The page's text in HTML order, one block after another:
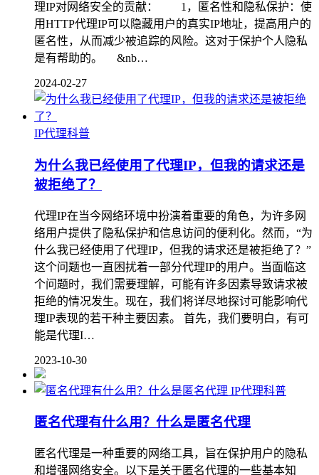
理IP对网络安全的贡献： 1，匿名性和隐私保护：使
用HTTP代理IP可以隐藏用户的真实IP地址，提高用户的
匿名性，从而减少被追踪的风险。这对于保护个人隐私
是有帮助的。 &nb…
2024-02-27
IP代理科普
为什么我已经使用了代理IP，但我的请求还是
被拒绝了？
代理IP在当今网络环境中扮演着重要的角色，为许多网
络用户提供了隐私保护和信息访问的便利化。然而，“为
什么我已经使用了代理IP，但我的请求还是被拒绝了？”
这个问题也一直困扰着一部分代理IP的用户。当面临这
个问题时，我们需要理解，可能有许多因素导致请求被
拒绝的情况发生。现在，我们将详尽地探讨可能影响代
理IP表现的若干种主要因素。 首先，我们要明白，有可
能是代理I…
2023-10-30
IP代理科普
匿名代理有什么用？什么是匿名代理
匿名代理是一种重要的网络工具，旨在保护用户的隐私
和增强网络安全。以下是关于匿名代理的一些基本知